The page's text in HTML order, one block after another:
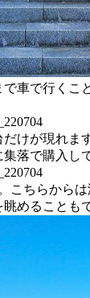
車で行くこ
けが現れ
落で購入し
こちらから
めることも